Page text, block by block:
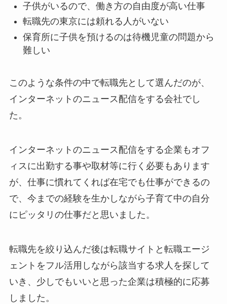
子供がいるので、働き方の自由度が高い仕事
転職先の東京には頼れる人がいない
保育所に子供を預けるのは待機児童の問題から
難しい
このような条件の中で転職先として選んだのが、
インターネットのニュース配信をする会社でし
た。
インターネットのニュース配信をする企業もオフ
ィスに出勤する事や取材等に行く必要もあります
が、仕事に慣れてくれば在宅でも仕事ができるの
で、今までの経験を生かしながら子育て中の自分
にピッタリの仕事だと思いました。
転職先を絞り込んだ後は転職サイトと転職エージ
ェントをフル活用しながら該当する求人を探して
いき、少しでもいいと思った企業は積極的に応募
しました。